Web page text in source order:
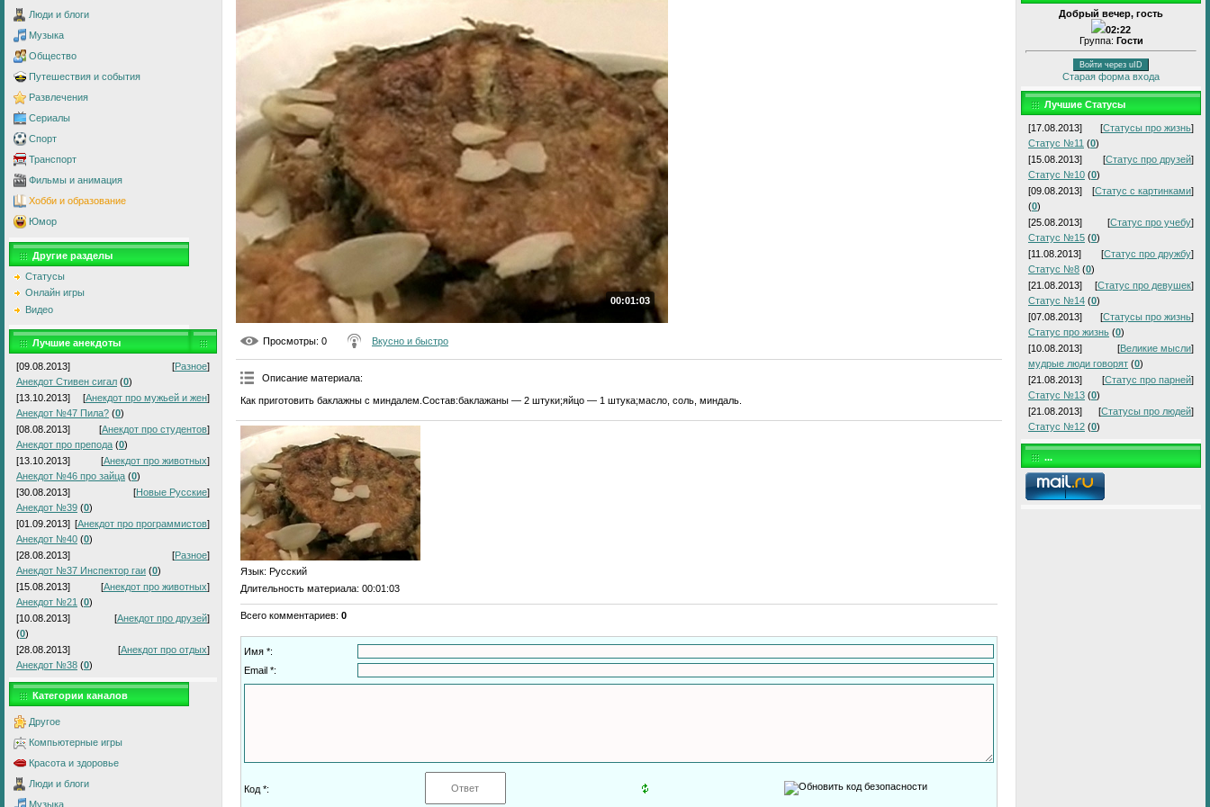
Люди и блоги
Музыка
Общество
Путешествия и события
Развлечения
Сериалы
Спорт
Транспорт
Фильмы и анимация
Хобби и образование
Юмор
Другие разделы
Статусы
Онлайн игры
Видео
Лучшие анекдоты
[09.08.2013] [Разное]
Анекдот Стивен сигал (0)
[13.10.2013]
[Анекдот про мужьей и жен]
Анекдот №47 Пила? (0)
[08.08.2013]
[Анекдот про студентов]
Анекдот про препода (0)
[13.10.2013]
[Анекдот про животных]
Анекдот №46 про зайца (0)
[30.08.2013]
[Новые Русские]
Анекдот №39 (0)
[01.09.2013] [Анекдот про программистов]
Анекдот №40 (0)
[28.08.2013]
[Разное]
Анекдот №37 Инспектор гаи (0)
[15.08.2013]
[Анекдот про животных]
Анекдот №21 (0)
[10.08.2013]
[Анекдот про друзей]
(0)
[28.08.2013]
[Анекдот про отдых]
Анекдот №38 (0)
Категории каналов
Другое
Компьютерные игры
Красота и здоровье
Люди и блоги
Музыка
00:01:03
Просмотры: 0 Вкусно и быстро
Описание материала:
Как приготовить баклажны с миндалем.Состав:баклажаны — 2 штуки;яйцо — 1 штука;масло, соль, миндаль.
Язык: Русский
Длительность материала: 00:01:03
Всего комментариев: 0
Имя *:
Email *:
Код *:
Добрый вечер, гость
02:22
Группа: Гости
Войти через uID
Старая форма входа
Лучшие Статусы
[17.08.2013] [Статусы про жизнь]
Статус №11 (0)
[15.08.2013]
[Статус про друзей]
Статус №10 (0)
[09.08.2013]
[Статус с картинками]
(0)
[25.08.2013]
[Статус про учебу]
Статус №15 (0)
[11.08.2013]
[Статус про дружбу]
Статус №8 (0)
[21.08.2013]
[Статус про девушек]
Статус №14 (0)
[07.08.2013]
[Статусы про жизнь]
Статус про жизнь (0)
[10.08.2013]
[Великие мысли]
мудрые люди говорят (0)
[21.08.2013]
[Статус про парней]
Статус №13 (0)
[21.08.2013]
[Статусы про людей]
Статус №12 (0)
...